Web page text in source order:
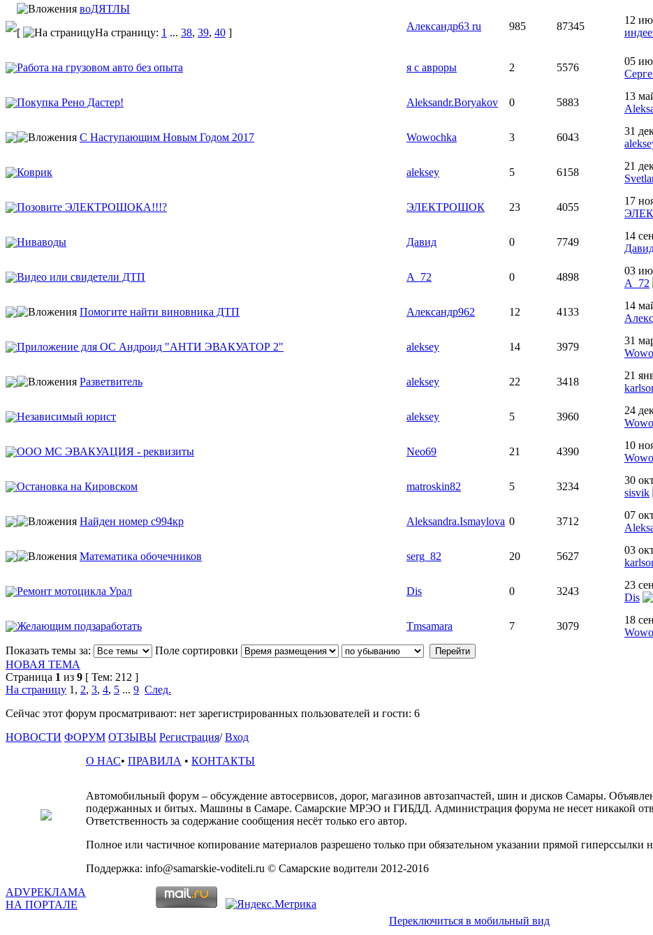
воДЯТЛЫ
[
На страницу: 1 ... 38, 39, 40 ]
Александр63 ru 985 87345
12
Работа на грузовом авто без опыта я с авроры 2 5576
05
Покупка Рено Дастер! Aleksandr.Boryakov 0 5883
13
С Наступающим Новым Годом 2017 Wowochka 3 6043
31
Коврик aleksey 5 6158
21
Позовите ЭЛЕКТРОШОКА!!!? ЭЛЕКТРОШОК 23 4055
17
Ниваводы Давид 0 7749
14
Видео или свидетели ДТП A_72 0 4898
03
A_72
Помогите найти виновника ДТП Александр962 12 4133
14
Приложение для ОС Андроид "АНТИ ЭВАКУАТОР 2" aleksey 14 3979
31
Разветвитель aleksey 22 3418
21
Независимый юрист aleksey 5 3960
24
ООО МС ЭВАКУАЦИЯ - реквизиты Neo69 21 4390
10
Остановка на Кировском matroskin82 5 3234
30
sisvik
Найден номер с994кр Aleksandra.Ismaylova 0 3712
07
Математика обочечников serg_82 20 5627
03
Ремонт мотоцикла Урал Dis 0 3243
23
Dis
Желающим подзаработать Tmsamara 7 3079
18
Показать темы за:
Поле сортировки
НОВАЯ ТЕМА
Страница 1 из 9 [ Тем: 212 ]
На страницу 1 , 2, 3, 4, 5 ... 9 След.
Сейчас этот форум просматривают: нет зарегистрированных пользователей и гости: 6
НОВОСТИ ФОРУМ ОТЗЫВЫ Регистрация/ Вход
О НАС• ПРАВИЛА • КОНТАКТЫ
Автомобильный форум – обсуждение автосервисов, дорог, магазинов автозапчастей, шин и дисков Самары.
подержанных и битых. Машины в Самаре. Самарские МРЭО и ГИБДД. Администрация форума не несет никакой
Ответственность за содержание сообщения несёт только его автор.
Полное или частичное копирование материалов разрешено только при обязательном указании прямой гиперссылки
Поддержка: info@samarskie-voditeli.ru © Самарские водители 2012-2016
ADVРЕКЛАМА
НА ПОРТАЛЕ
Переключиться в мобильный вид